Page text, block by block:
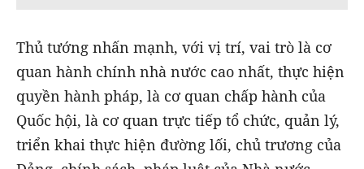
Thủ tướng nhấn mạnh, với vị trí, vai trò là cơ
quan hành chính nhà nước cao nhất, thực hiện
quyền hành pháp, là cơ quan chấp hành của
Quốc hội, là cơ quan trực tiếp tổ chức, quản lý,
triển khai thực hiện đường lối, chủ trương của